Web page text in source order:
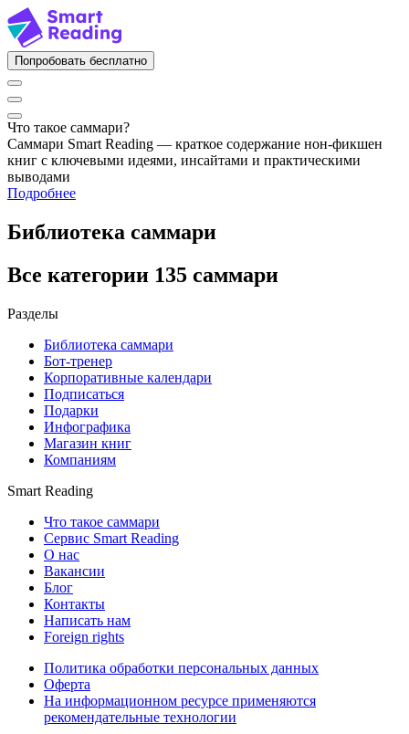
Попробовать бесплатно
Что такое саммари?
Саммари Smart Reading — краткое содержание нон-фикшен
книг с ключевыми идеями, инсайтами и практическими
выводами
Подробнее
Библиотека саммари
Все категории 135 саммари
Разделы
Библиотека саммари
Бот-тренер
Корпоративные календари
Подписаться
Подарки
Инфографика
Магазин книг
Компаниям
Smart Reading
Что такое саммари
Сервис Smart Reading
О нас
Вакансии
Блог
Контакты
Написать нам
Foreign rights
Политика обработки персональных данных
Оферта
На информационном ресурсе применяются
рекомендательные технологии